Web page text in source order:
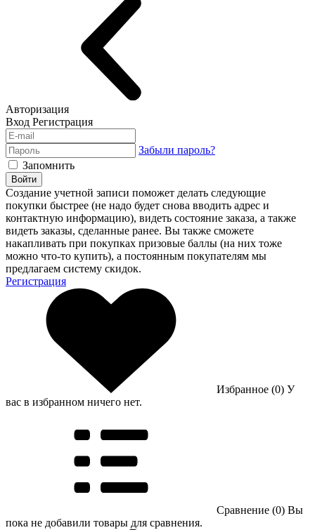
Авторизация
Вход Регистрация
Забыли пароль?
Запомнить
Войти
Создание учетной записи поможет делать следующие
покупки быстрее (не надо будет снова вводить адрес и
контактную информацию), видеть состояние заказа, а также
видеть заказы, сделанные ранее. Вы также сможете
накапливать при покупках призовые баллы (на них тоже
можно что-то купить), а постоянным покупателям мы
предлагаем систему скидок.
Регистрация
Избранное (0) У
вас в избранном ничего нет.
Сравнение (0) Вы
пока не добавили товары для сравнения.